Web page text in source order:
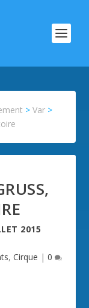
>Var >
2015
, Cirque | 0